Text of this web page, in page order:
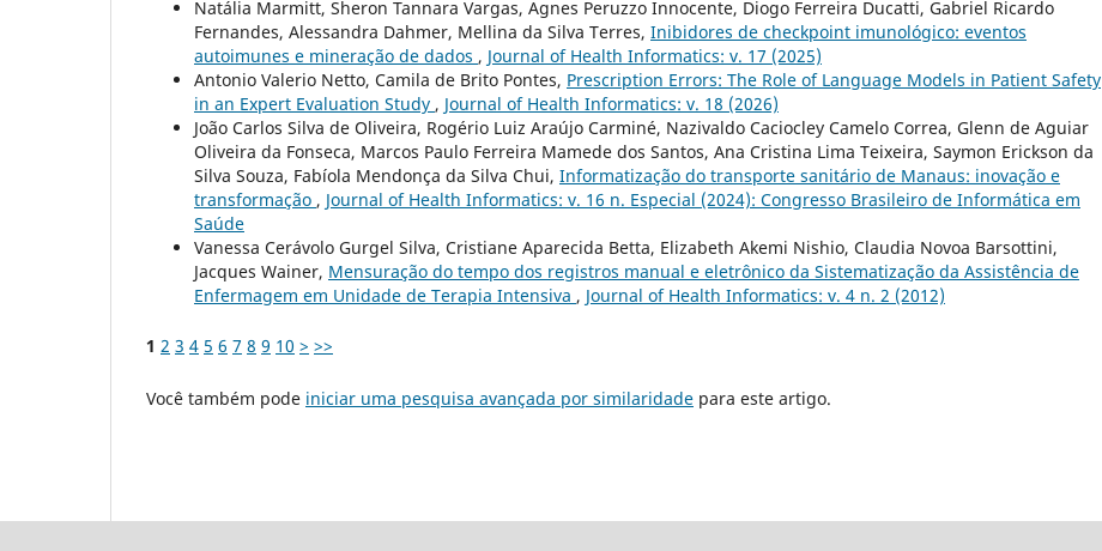
Natália Marmitt, Sheron Tannara Vargas, Agnes Peruzzo Innocente, Diogo Ferreira Ducatti, Gabriel Ricardo
Fernandes, Alessandra Dahmer, Mellina da Silva Terres, Inibidores de checkpoint imunológico: eventos
autoimunes e mineração de dados , Journal of Health Informatics: v. 17 (2025)
Antonio Valerio Netto, Camila de Brito Pontes, Prescription Errors: The Role of Language Models in Patient Safety
in an Expert Evaluation Study , Journal of Health Informatics: v. 18 (2026)
João Carlos Silva de Oliveira, Rogério Luiz Araújo Carminé, Nazivaldo Caciocley Camelo Correa, Glenn de Aguiar
Oliveira da Fonseca, Marcos Paulo Ferreira Mamede dos Santos, Ana Cristina Lima Teixeira, Saymon Erickson da
Silva Souza, Fabíola Mendonça da Silva Chui, Informatização do transporte sanitário de Manaus: inovação e
transformação , Journal of Health Informatics: v. 16 n. Especial (2024): Congresso Brasileiro de Informática em
Saúde
Vanessa Cerávolo Gurgel Silva, Cristiane Aparecida Betta, Elizabeth Akemi Nishio, Claudia Novoa Barsottini,
Jacques Wainer, Mensuração do tempo dos registros manual e eletrônico da Sistematização da Assistência de
Enfermagem em Unidade de Terapia Intensiva , Journal of Health Informatics: v. 4 n. 2 (2012)
1 2 3 4 5 6 7 8 9 10 > >>
Você também pode iniciar uma pesquisa avançada por similaridade para este artigo.